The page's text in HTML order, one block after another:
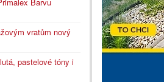
vratům nový
pastelové tóny i